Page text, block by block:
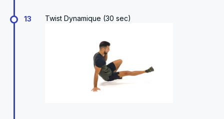
13 Twist Dynamique (30 sec)